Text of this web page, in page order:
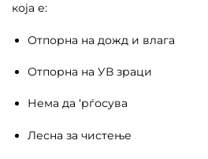
која е:
Отпорна на дожд и влага
Отпорна на УВ зраци
Нема да ‘рѓосува
Лесна за чистење